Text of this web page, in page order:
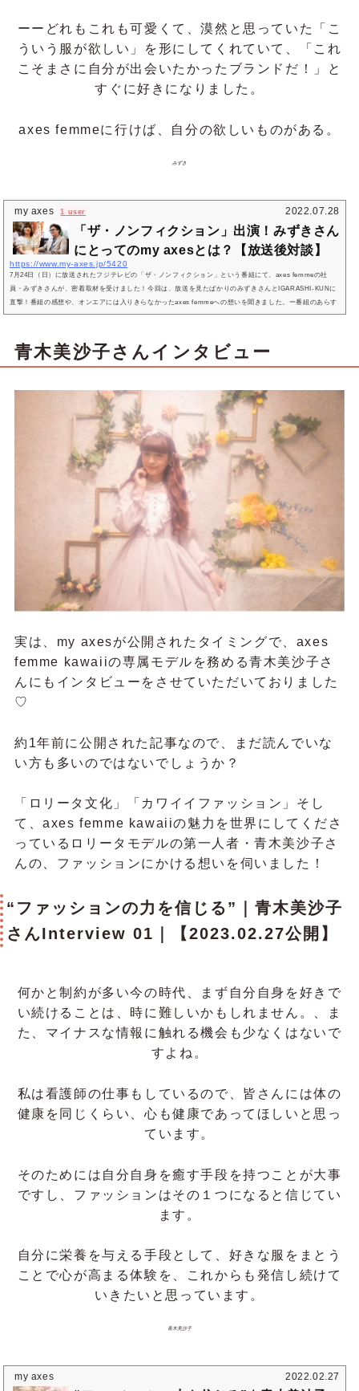
ーーどれもこれも可愛くて、漠然と思っていた「こ
ういう服が欲しい」を形にしてくれていて、「これ
こそまさに自分が出会いたかったブランドだ！」と
すぐに好きになりました。
axes femmeに行けば、自分の欲しいものがある。
みずき
my axes 1 user 2022.07.28
「ザ・ノンフィクション」出演！みずきさん
にとってのmy axesとは？【放送後対談】
https://www.my-axes.jp/5420
7月24日（日）に放送されたフジテレビの「ザ・ノンフィクション」という番組にて、axes femmeの社
員・みずきさんが、密着取材を受けました！今回は、放送を見たばかりのみずきさんとIGARASHI-KUNに
直撃！番組の感想や、オンエアには入りきらなかったaxes femmeへの想いを聞きました。ー番組のあらす
じー“片付けられない部屋 ～ゴミの中に埋もれた思い出～都内のアパートで暮らす26歳のみずきさん。家賃
トル、大量の衣類…みずきさんが...
青木美沙子さんインタビュー
実は、my axesが公開されたタイミングで、axes
femme kawaiiの専属モデルを務める青木美沙子さ
んにもインタビューをさせていただいておりました
♡
約1年前に公開された記事なので、まだ読んでいな
い方も多いのではないでしょうか？
「ロリータ文化」「カワイイファッション」そし
て、axes femme kawaiiの魅力を世界にしてくださ
っているロリータモデルの第一人者・青木美沙子さ
んの、ファッションにかける想いを伺いました！
“ファッションの力を信じる”｜青木美沙子
さんInterview 01｜【2023.02.27公開】
何かと制約が多い今の時代、まず自分自身を好きで
い続けることは、時に難しいかもしれません。、ま
た、マイナスな情報に触れる機会も少なくはないで
すよね。
私は看護師の仕事もしているので、皆さんには体の
健康を同じくらい、心も健康であってほしいと思っ
ています。
そのためには自分自身を癒す手段を持つことが大事
ですし、ファッションはその１つになると信じてい
ます。
自分に栄養を与える手段として、好きな服をまとう
ことで心が高まる体験を、これからも発信し続けて
いきたいと思っています。
青木美沙子
my axes 2022.02.27